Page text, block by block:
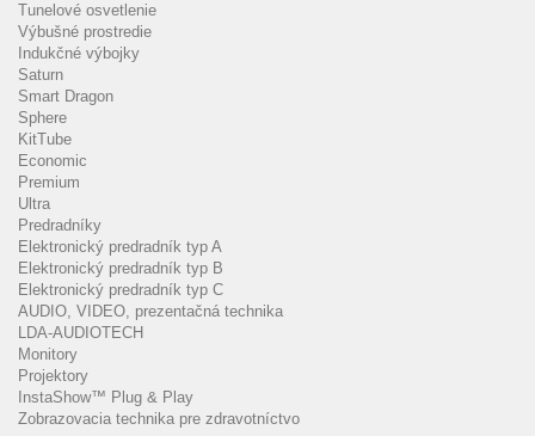
Tunelové osvetlenie
Výbušné prostredie
Indukčné výbojky
Saturn
Smart Dragon
Sphere
KitTube
Economic
Premium
Ultra
Predradníky
Elektronický predradník typ A
Elektronický predradník typ B
Elektronický predradník typ C
AUDIO, VIDEO, prezentačná technika
LDA-AUDIOTECH
Monitory
Projektory
InstaShow™ Plug & Play
Zobrazovacia technika pre zdravotníctvo